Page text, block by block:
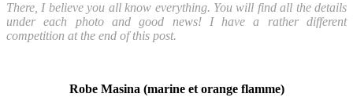
There, I believe you all know everything. You will find all the details
under each photo and good news! I have a rather different
competition at the end of this post.
Robe Masina (marine et orange flamme)